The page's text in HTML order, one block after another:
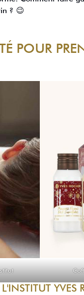
? 😉
POUR
YVES